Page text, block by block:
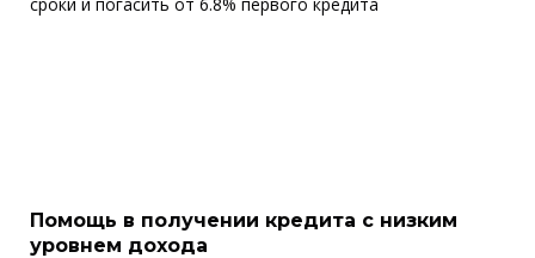
Помощь в получении кредита с низким
уровнем дохода